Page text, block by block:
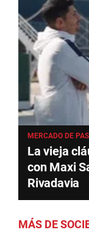
MERCADO DE
La vieja
con Maxi
Rivadavia
MÁS DE